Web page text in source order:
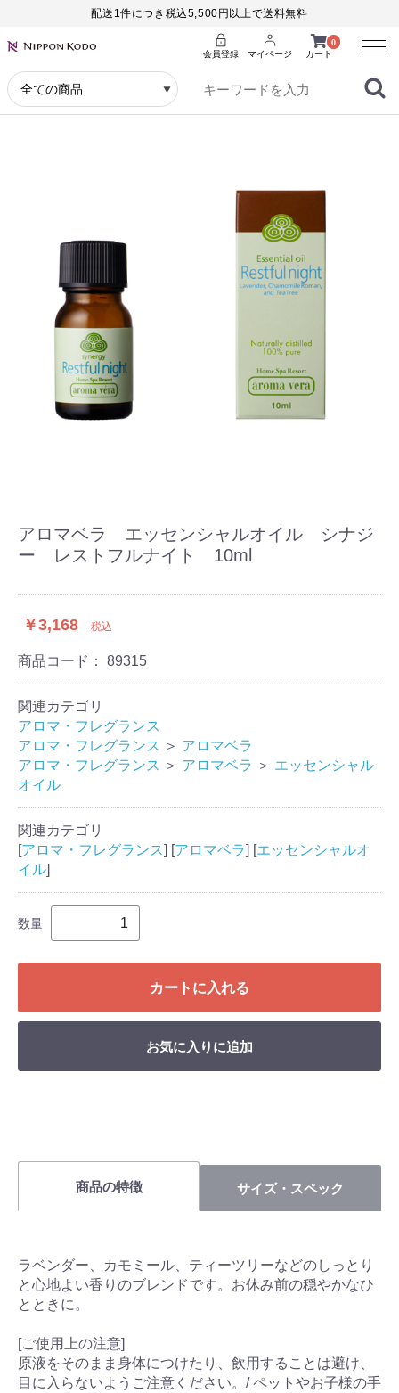
配送1件につき税込5,500円以上で送料無料
0
カート
会員登録 マイページ
Menu
アロマベラ エッセンシャルオイル シナジ
ー レストフルナイト 10ml
￥3,168 税込
商品コード： 89315
関連カテゴリ
アロマ・フレグランス
アロマ・フレグランス ＞ アロマベラ
アロマ・フレグランス ＞ アロマベラ ＞ エッセンシャル
オイル
関連カテゴリ
[アロマ・フレグランス] [アロマベラ] [エッセンシャルオ
イル]
数量
カートに入れる
お気に入りに追加
商品の特徴 サイズ・スペック
ラベンダー、カモミール、ティーツリーなどのしっとり
と心地よい香りのブレンドです。お休み前の穏やかなひ
とときに。
[ご使用上の注意]
原液をそのまま身体につけたり、飲用することは避け、
目に入らないようご注意ください。/ ペットやお子様の手